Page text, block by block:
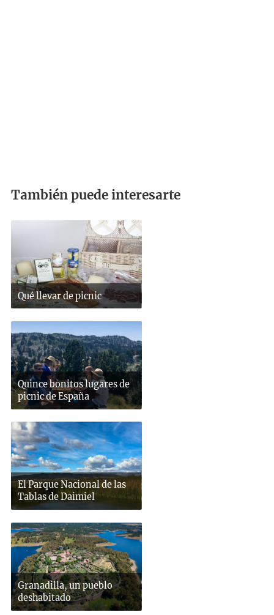
También puede interesarte
Qué llevar de picnic
Quince bonitos lugares de
picnic de España
El Parque Nacional de las
Tablas de Daimiel
Granadilla, un pueblo
deshabitado